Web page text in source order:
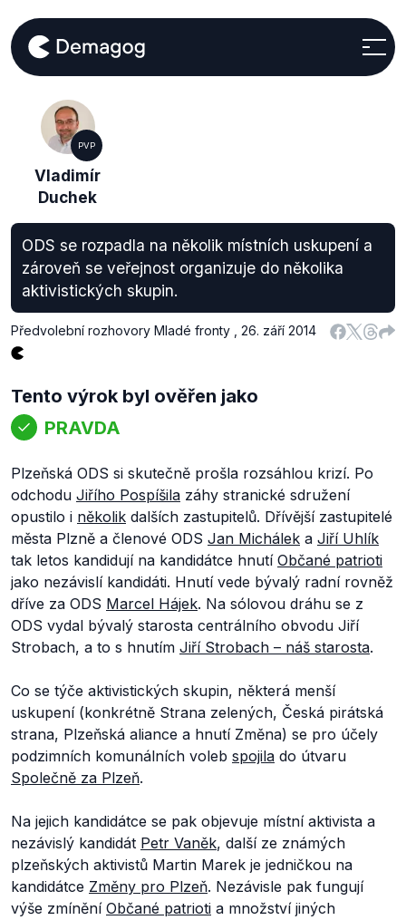
PVP
Vladimír
Duchek
ODS se rozpadla na několik místních uskupení a
zároveň se veřejnost organizuje do několika
aktivistických skupin.
Předvolební rozhovory Mladé fronty 26. září 2014
Tento výrok byl ověřen jako
PRAVDA
Plzeňská ODS si skutečně prošla rozsáhlou krizí. Po
odchodu Jiřího Pospíšila záhy stranické sdružení
opustilo i několik dalších zastupitelů. Dřívější zastupitelé
města Plzně a členové ODS Jan Michálek a Jiří Uhlík
tak letos kandidují na kandidátce hnutí Občané patrioti
jako nezávislí kandidáti. Hnutí vede bývalý radní rovněž
dříve za ODS Marcel Hájek. Na sólovou dráhu se z
ODS vydal bývalý starosta centrálního obvodu Jiří
Strobach, a to s hnutím Jiří Strobach – náš starosta.
Co se týče aktivistických skupin, některá menší
uskupení (konkrétně Strana zelených, Česká pirátská
strana, Plzeňská aliance a hnutí Změna) se pro účely
podzimních komunálních voleb spojila do útvaru
Společně za Plzeň.
Na jejich kandidátce se pak objevuje místní aktivista a
nezávislý kandidát Petr Vaněk, další ze známých
plzeňských aktivistů Martin Marek je jedničkou na
kandidátce Změny pro Plzeň. Nezávisle pak fungují
výše zmínění Občané patrioti a množství jiných